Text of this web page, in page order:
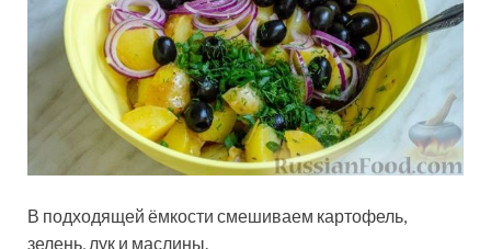
В подходящей ёмкости смешиваем картофель,
зелень, лук и маслины.